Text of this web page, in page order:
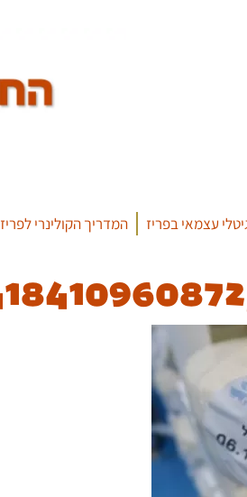
עצמאי בפריז המדריך הקולינרי לפריז